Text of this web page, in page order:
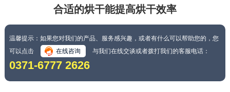
合适的烘干能提高烘干效率
温馨提示：如果您对我们的产品、服务感兴趣，或者有什么可以帮助您的，您
可以点击
在线咨询 与我们在线交谈或者拨打我们的客服电话：
0371-6777 2626